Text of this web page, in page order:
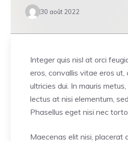
30 août 2022
Integer quis nisl at orci
eros, convallis vitae eros
ultricies dui. In mauris
lectus at nisi elementum,
Phasellus eget nisi nec
Maecenas elit nisi, placerat